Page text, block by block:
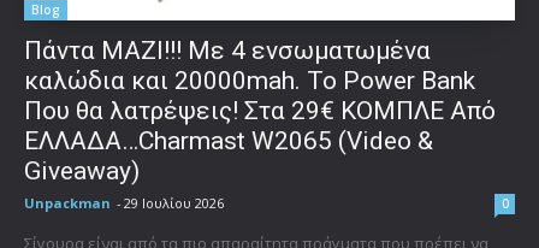
Blog
Πάντα ΜΑΖΙ!!! Με 4 ενσωματωμένα
καλώδια και 20000mah. Το Power Bank
Που θα λατρέψεις! Στα 29€ ΚΟΜΠΛΕ Από
ΕΛΛΑΔΑ…Charmast W2065 (Video &
Giveaway)
Unpackman - 29 Ιουλίου 2026 0
Σίγουρα είναι από τα πιο απαραίτητα πράγματα που πρέπει να